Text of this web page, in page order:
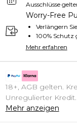
Ausschlüsse
Worry-Free
Verlängern
100% Schutz
Mehr erfahren
18+, AGB gelten.
Unregulierter Kredit.
Mehr anzeigen